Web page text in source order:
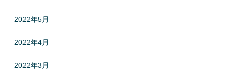
2022年5月
2022年4月
2022年3月